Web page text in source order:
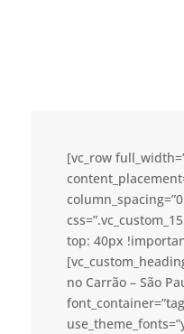
[vc_row
top: 40px
no Carrão – São